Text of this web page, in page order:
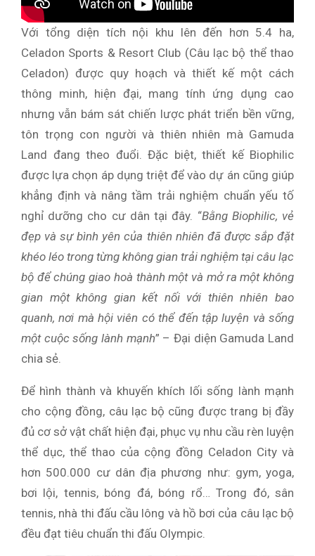
Với tổng diện tích nội khu lên đến hơn 5.4 ha,
Celadon Sports & Resort Club (Câu lạc bộ thể thao
Celadon) được quy hoạch và thiết kế một cách
thông minh, hiện đại, mang tính ứng dụng cao
nhưng vẫn bám sát chiến lược phát triển bền vững,
tôn trọng con người và thiên nhiên mà Gamuda
Land đang theo đuổi. Đặc biệt, thiết kế Biophilic
được lựa chọn áp dụng triệt để vào dự án cũng giúp
khẳng định và nâng tầm trải nghiệm chuẩn yếu tố
nghỉ dưỡng cho cư dân tại đây. “Bằng Biophilic, vẻ
đẹp và sự bình yên của thiên nhiên đã được sắp đặt
khéo léo trong từng không gian trải nghiệm tại câu lạc
bộ để chúng giao hoà thành một và mở ra một không
gian một không gian kết nối với thiên nhiên bao
quanh, nơi mà hội viên có thể đến tập luyện và sống
một cuộc sống lành mạnh” – Đại diện Gamuda Land
chia sẻ.
Để hình thành và khuyến khích lối sống lành mạnh
cho cộng đồng, câu lạc bộ cũng được trang bị đầy
đủ cơ sở vật chất hiện đại, phục vụ nhu cầu rèn luyện
thể dục, thể thao của cộng đồng Celadon City và
hơn 500.000 cư dân địa phương như: gym, yoga,
bơi lội, tennis, bóng đá, bóng rổ… Trong đó, sân
tennis, nhà thi đấu cầu lông và hồ bơi của câu lạc bộ
đều đạt tiêu chuẩn thi đấu Olympic.